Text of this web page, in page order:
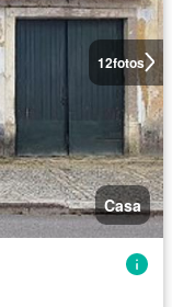
12fotos
Casa